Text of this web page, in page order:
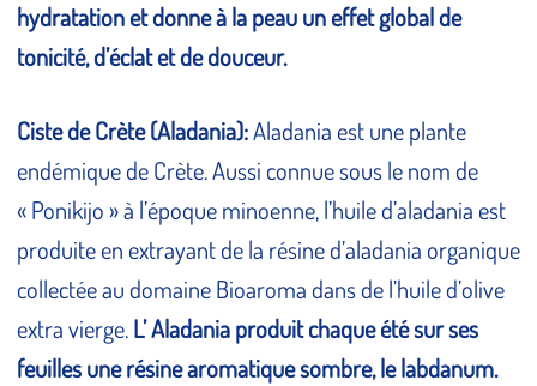
hydratation et donne à la peau un effet global de
tonicité, d’éclat et de douceur.
Ciste de Crète (Aladania):Aladania est une plante
endémique de Crète. Aussi connue sous le nom de
« Ponikijo » à l’époque minoenne, l’huile d’aladania est
produite en extrayant de la résine d’aladania organique
collectée au domaine Bioaroma dans de l’huile d’olive
extra vierge.L’ Aladania produit chaque été sur ses
feuilles une résine aromatique sombre, le labdanum.